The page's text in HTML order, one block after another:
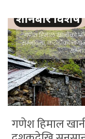
गणेश हिमाल